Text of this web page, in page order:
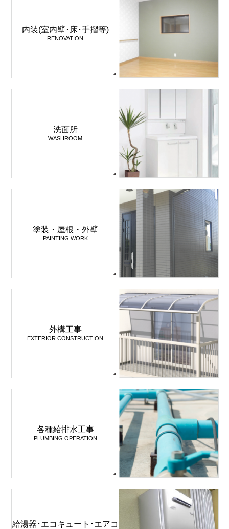
内装(室内壁･床･手摺等)
RENOVATION
洗面所
WASHROOM
塗装・屋根・外壁
PAINTING WORK
外構工事
EXTERIOR CONSTRUCTION
各種給排水工事
PLUMBING OPERATION
給湯器･エコキュート･エアコ